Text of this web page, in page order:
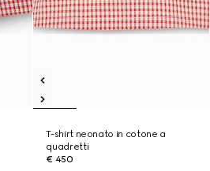
T-shirt neonato in cotone a
quadretti
€ 450